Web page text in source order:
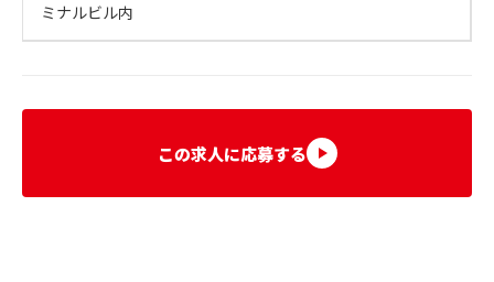
ミナルビル内
この求人に応募する